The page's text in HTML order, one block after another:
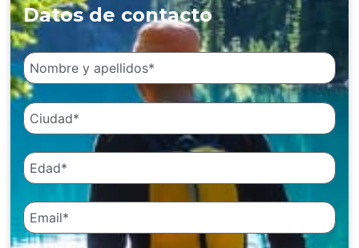
Datos de contacto